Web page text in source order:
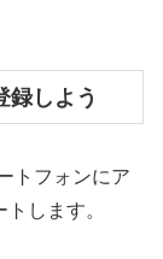
録しよう
トフォンにア
します。